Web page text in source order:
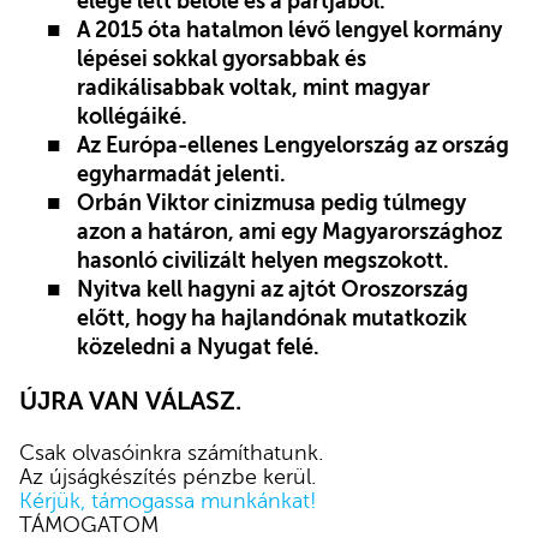
A 2015 óta hatalmon lévő lengyel kormány
lépései sokkal gyorsabbak és
radikálisabbak voltak, mint magyar
kollégáiké.
Az Európa-ellenes Lengyelország az ország
egyharmadát jelenti.
Orbán Viktor cinizmusa pedig túlmegy
azon a határon, ami egy Magyarországhoz
hasonló civilizált helyen megszokott.
Nyitva kell hagyni az ajtót Oroszország
előtt, hogy ha hajlandónak mutatkozik
közeledni a Nyugat felé.
ÚJRA VAN VÁLASZ.
Csak olvasóinkra számíthatunk.
Az újságkészítés pénzbe kerül.
Kérjük, támogassa munkánkat!
TÁMOGATOM